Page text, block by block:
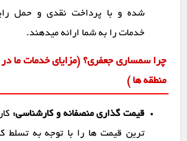
شده و با پرداخت نقدی و حمل
خدمات را به شما ارائه میدهند.
چرا سمساری جعفری؟ (مزایای خدمات ما در
منطقه ها )
قیمت گذاری منصفانه و کارشناسی:
ترین قیمت ها را با توجه به تسلط